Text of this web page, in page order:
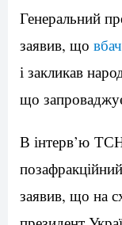
Генеральний
заявив, що
і закликав
що
В інтерв’ю
заявив, що на